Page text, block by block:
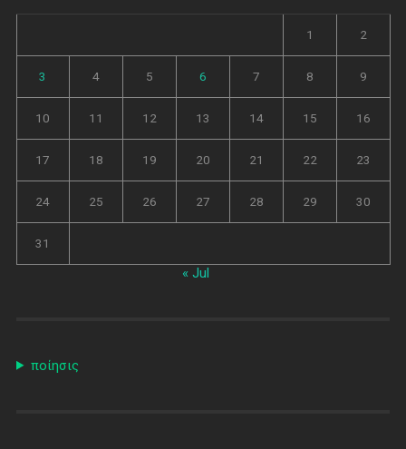
1 2
3 4 5 6 7 8 9
10 11 12 13 14 15 16
17 18 19 20 21 22 23
24 25 26 27 28 29 30
31
« Jul
ποίησις